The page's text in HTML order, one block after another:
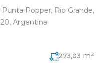
Popper, Rio Grande,
Argentina
273,03 m²